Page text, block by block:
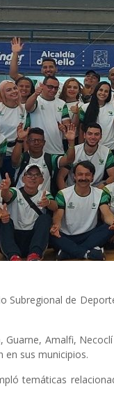
Subregional de
Guarne, Amalfi,
en sus municipios.
temáticas